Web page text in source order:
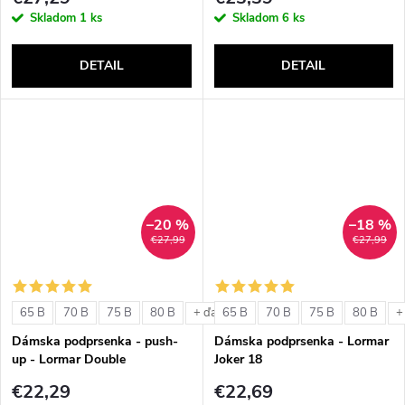
Skladom 1 ks
DETAIL
Skladom 6 ks
DETAIL
€27,99
–20 %
65 B 70 B 75 B 80 B + ďalšie
Dámska podprsenka - push-
up - Lormar Double
€22,29
€27,99
–18 %
65 B 70 B 75 B 80 B
Dámska podprsenka - Lormar
Joker 18
€22,69